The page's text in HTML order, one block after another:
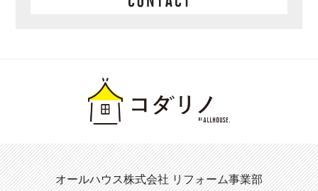
オールハウス株式会社 リフォーム事業部